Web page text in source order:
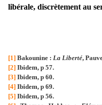
libérale, discrètement au
[1] Bakounine : La Liberté,
[2] Ibidem, p 57.
[3] Ibidem, p 60.
[4] Ibidem, p 69.
[5] Ibidem, p 56.